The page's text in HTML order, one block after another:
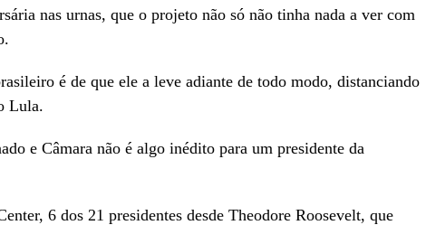
nas urnas, que o projeto não só não tinha nada a ver com
é de que ele a leve adiante de todo modo, distanciando
Lula.
e Câmara não é algo inédito para um presidente da
6 dos 21 presidentes desde Theodore Roosevelt, que